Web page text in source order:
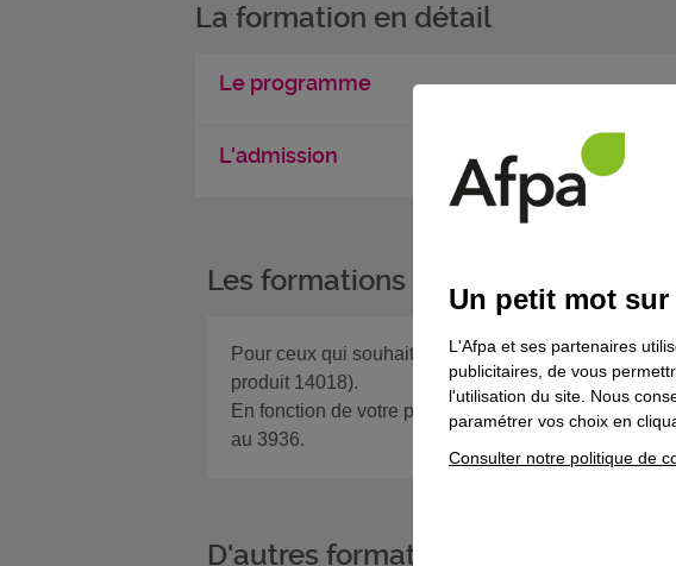
La formation en détail
Le programme
L'admission
Les formations complémentaires
Pour ceux qui souhaitent s'installer à leur compte,
produit 14018).
En fonction de votre projet, si vous souhaitez
au 3936.
D'autres formations dans le
Un petit mot
L'Afpa et ses partenaires
publicitaires, de vous
l'utilisation du site. Nous
paramétrer vos choix en
Consulter notre politique de